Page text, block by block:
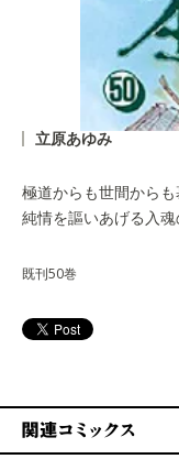
立原あゆみ
極道からも世間から
純情を謳いあげる入魂
既刊50巻